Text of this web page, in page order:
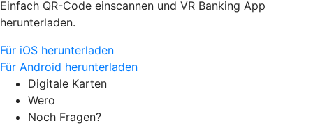
Einfach QR-Code einscannen und VR Banking App
herunterladen.
Für iOS herunterladen
Für Android herunterladen
Digitale Karten
Wero
Noch Fragen?